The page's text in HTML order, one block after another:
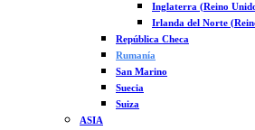
Inglaterra (Reino
Irlanda del Norte
República Checa
Rumanía
San Marino
Suecia
Suiza
ASIA